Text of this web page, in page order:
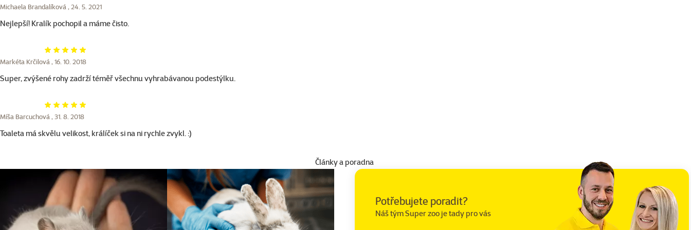
Michaela Brandalíková , 24. 5. 2021
Nejlepší! Kralík pochopil a máme čisto.
Hodnocení 100%
Markéta Krčilová , 16. 10. 2018
Super, zvýšené rohy zadrží téměř všechnu vyhrabávanou podestýlku.
Hodnocení 100%
Míša Barcuchová , 31. 8. 2018
Toaleta má skvělu velikost, králíček si na ni rychle zvykl. :)
Články a poradna
Potřebujete poradit?
Náš tým Super zoo je tady pro vás